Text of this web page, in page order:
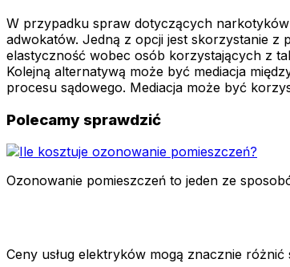
W przypadku spraw dotyczących
adwokatów. Jedną z opcji jest skorzystanie
elastyczność wobec osób korzystających z
Kolejną alternatywą może być mediacja
procesu sądowego. Mediacja może być
Polecamy sprawdzić
Ozonowanie pomieszczeń to jeden ze
Ceny usług elektryków mogą znacznie